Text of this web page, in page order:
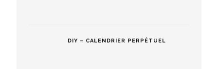
DIY – CALENDRIER PERPÉTUEL